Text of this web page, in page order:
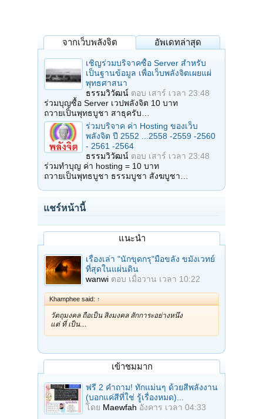
จากเว็บพลังจิต อัพเดทล่าสุด
เชิญร่วมบริจาคซื้อ Server สำหรับ
เป็นฐานข้อมูล เพื่อเว็บพลังจิตเผยแผ่
พุทธศาสนา
ธรรมวิวัฒน์ ตอบ เสาร์ เวลา 23:48
ร่วมบุญซื้อ Server เวปพลังจิต 10 บาท
ถวายเป็นพุทธบูชา สาธุครับ…
ร่วมบริจาค ค่า Hosting ของเว็บ
พลังจิต ปี 2552 ...2558 -2559 -2560
- 2561 -2564
ธรรมวิวัฒน์ ตอบ เสาร์ เวลา 23:48
ร่วมทำบุญ ค่า hosting = 10 บาท
ถวายเป็นพุทธบูชา ธรรมบูชา สังฆบูชา…
แชร์หน้านี้
แนะนำ
เรื่องเล่า "นักขุดกรุ"มือขลัง ขมังเวทย์
ที่สุดในแผ่นดิน
wanwi ตอบ เมื่อวาน เวลา 10:22
Khamphee said: ↑
วัตถุมงคล ถือเป็น สิ่งมงคล สักการะอย่างหนึ่ง
แต่ ที่ เป็น…
เข้าชมมาก
ฟรี 2 คำถาม! ทักแม่นๆ ด้วยสีพลังงาน
(บอกแค่สีที่ใช่ รู้เรื่องหมด)...
โดย Maewfah อังคาร เวลา 04:33